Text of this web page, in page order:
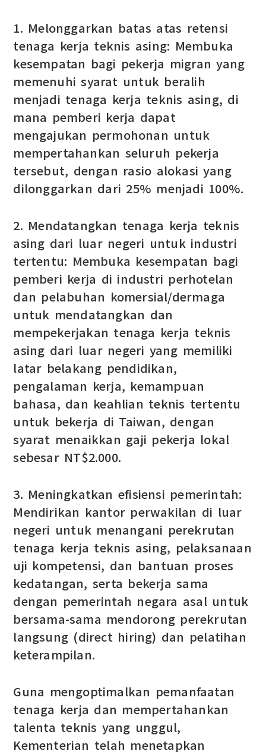
1. Melonggarkan batas atas retensi
tenaga kerja teknis asing: Membuka
kesempatan bagi pekerja migran yang
memenuhi syarat untuk beralih
menjadi tenaga kerja teknis asing, di
mana pemberi kerja dapat
mengajukan permohonan untuk
mempertahankan seluruh pekerja
tersebut, dengan rasio alokasi yang
dilonggarkan dari 25% menjadi 100%.
2. Mendatangkan tenaga kerja teknis
asing dari luar negeri untuk industri
tertentu: Membuka kesempatan bagi
pemberi kerja di industri perhotelan
dan pelabuhan komersial/dermaga
untuk mendatangkan dan
mempekerjakan tenaga kerja teknis
asing dari luar negeri yang memiliki
latar belakang pendidikan,
pengalaman kerja, kemampuan
bahasa, dan keahlian teknis tertentu
untuk bekerja di Taiwan, dengan
syarat menaikkan gaji pekerja lokal
sebesar NT$2.000.
3. Meningkatkan efisiensi pemerintah:
Mendirikan kantor perwakilan di luar
negeri untuk menangani perekrutan
tenaga kerja teknis asing, pelaksanaan
uji kompetensi, dan bantuan proses
kedatangan, serta bekerja sama
dengan pemerintah negara asal untuk
bersama-sama mendorong perekrutan
langsung (direct hiring) dan pelatihan
keterampilan.
Guna mengoptimalkan pemanfaatan
tenaga kerja dan mempertahankan
talenta teknis yang unggul,
Kementerian telah menetapkan